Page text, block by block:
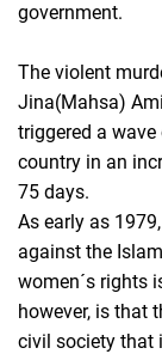
government.
The violent
Jina(Mahsa)
triggered a
country in an
75 days.
As early as
against the
women´s rights
however, is that
civil society that